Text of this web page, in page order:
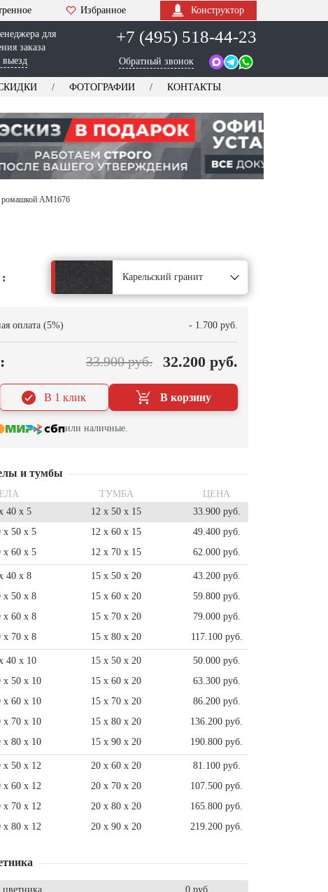
Избранное Конструктор
для
заказа
выезд
+7 (495) 518-44-23
Обратный звонок
ФОТОГРАФИИ КОНТАКТЫ
AM1676
Карельский гранит
оплата (5%) - 1.700 руб.
33.900 руб. 32.200 руб.
В корзину
В 1 клик
или наличные.
и тумбы
ТУМБА
ЦЕНА
40 x 5
12 x 50 x 15
33.900 руб.
x 50 x 5
12 x 60 x 15
49.400 руб.
x 60 x 5
12 x 70 x 15 62.000 руб.
40 x 8 15 x 50 x 20
43.200 руб.
x 50 x 8
15 x 60 x 20
59.800 руб.
x 60 x 8
15 x 70 x 20
79.000 руб.
x 70 x 8
15 x 80 x 20 117.100 руб.
40 x 10 15 x 50 x 20
50.000 руб.
x 50 x 10
15 x 60 x 20
63.300 руб.
x 60 x 10
15 x 70 x 20
86.200 руб.
x 70 x 10
15 x 80 x 20
136.200 руб.
x 80 x 10
15 x 90 x 20 190.800 руб.
x 50 x 12 20 x 60 x 20
81.100 руб.
x 60 x 12
20 x 70 x 20
107.500 руб.
x 70 x 12
20 x 80 x 20
165.800 руб.
x 80 x 12
20 x 90 x 20 219.200 руб.
цветника
0 руб.